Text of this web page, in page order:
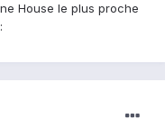
House le plus proche